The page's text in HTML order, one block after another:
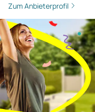
Zum Anbieterprofil